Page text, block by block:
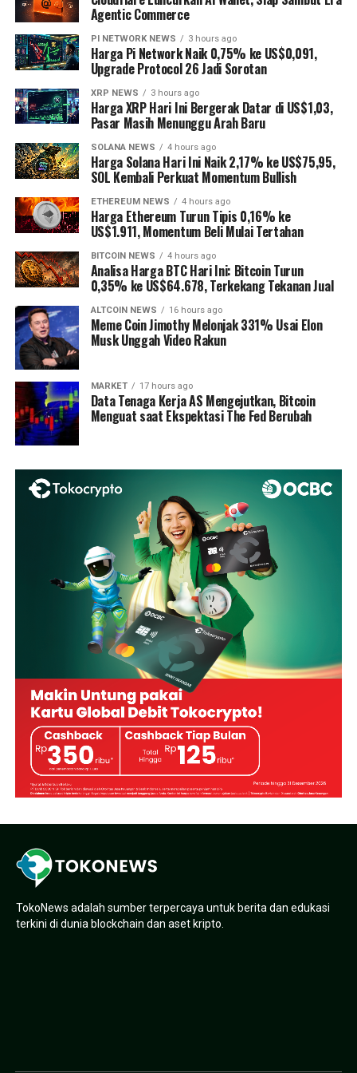
Agentic Commerce
PI NETWORK NEWS 3 hours ago
Harga Pi Network Naik 0,75% ke US$0,091,
Upgrade Protocol 26 Jadi Sorotan
XRP NEWS 3 hours ago
Harga XRP Hari Ini Bergerak Datar di US$1,03,
Pasar Masih Menunggu Arah Baru
SOLANA NEWS 4 hours ago
Harga Solana Hari Ini Naik 2,17% ke US$75,95,
SOL Kembali Perkuat Momentum Bullish
ETHEREUM NEWS 4 hours ago
Harga Ethereum Turun Tipis 0,16% ke
US$1.911, Momentum Beli Mulai Tertahan
BITCOIN NEWS 4 hours ago
Analisa Harga BTC Hari Ini: Bitcoin Turun
0,35% ke US$64.678, Terkekang Tekanan Jual
ALTCOIN NEWS 16 hours ago
Meme Coin Jimothy Melonjak 331% Usai Elon
Musk Unggah Video Rakun
MARKET 17 hours ago
Data Tenaga Kerja AS Mengejutkan, Bitcoin
Menguat saat Ekspektasi The Fed Berubah
TokoNews adalah sumber terpercaya untuk berita dan edukasi
terkini di dunia blockchain dan aset kripto.